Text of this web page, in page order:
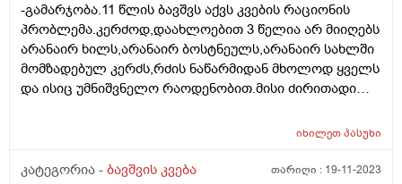
საქმე?
-გამარჯობა.11 წლის ბავშვს აქვს კვების რაციონის
პრობლემა.კერძოდ,დაახლოებით 3 წელია არ მიიღებს
არანაირ ხილს,არანაირ ბოსტნეულს,არანაირ სახლში
მომზადებულ კერძს,რძის ნაწარმიდან მხოლოდ ყველს
და ისიც უმნიშვნელო რაოდენობით.მისი ძირითადი
წელია,ფაქტიურად ჯანსაღს აღარაფერს
იხილეთპასუხი
კატეგორია - ბავშვის კვება თარიღი : 19-11-2023